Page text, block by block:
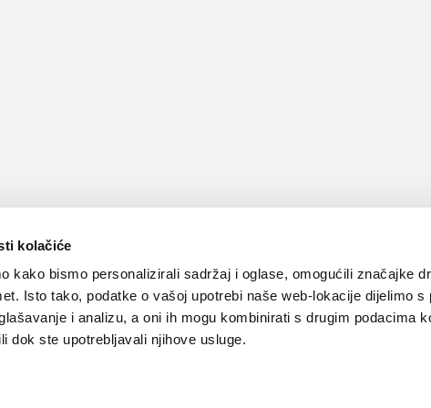
kolačiće
kako bismo personalizirali sadržaj i oglase, omogućili značajke
Isto tako, podatke o vašoj upotrebi naše web-lokacije dijelimo s
i analizu, a oni ih mogu kombinirati s drugim podacima
dok ste upotrebljavali njihove usluge.
Važne pravne